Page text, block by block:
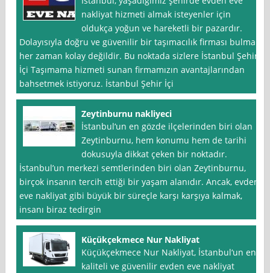
nakliyat hizmeti almak isteyenler için
oldukça yoğun ve hareketli bir pazardır.
Dolayısıyla doğru ve güvenilir bir taşımacılık firması bulmak
her zaman kolay değildir. Bu noktada sizlere İstanbul Şehir
İçi Taşımama hizmeti sunan firmamızın avantajlarından
bahsetmek istiyoruz. İstanbul Şehir İçi
Zeytinburnu nakliyeci
İstanbul‘un en gözde ilçelerinden biri olan
Zeytinburnu, hem konumu hem de tarihi
dokusuyla dikkat çeken bir noktadır.
İstanbul’un merkezi semtlerinden biri olan Zeytinburnu,
birçok insanın tercih ettiği bir yaşam alanıdır. Ancak, evden
eve nakliyat gibi büyük bir süreçle karşı karşıya kalmak,
insanı biraz tedirgin
Küçükçekmece Nur Nakliyat
Küçükçekmece Nur Nakliyat, İstanbul‘un en
kaliteli ve güvenilir evden eve nakliyat